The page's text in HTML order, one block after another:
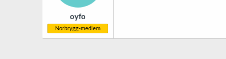
oyfo
Norbrygg-medlem